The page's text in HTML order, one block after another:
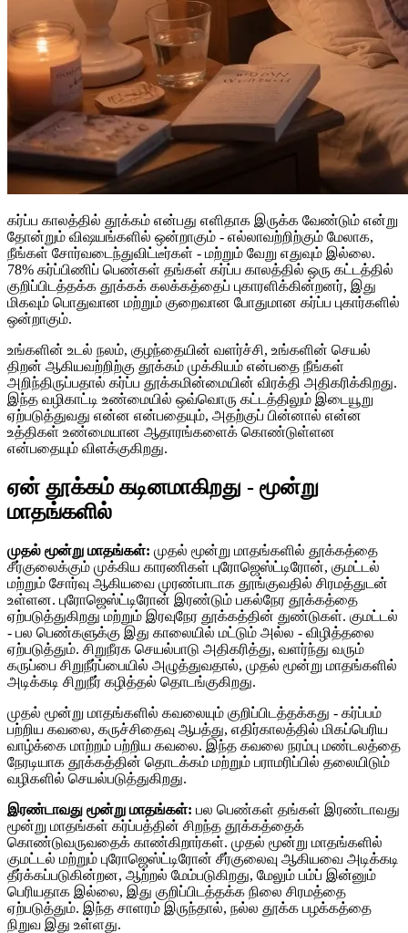
கர்ப்ப காலத்தில் தூக்கம் என்பது எளிதாக இருக்க வேண்டும் என்று
தோன்றும் விஷயங்களில் ஒன்றாகும் - எல்லாவற்றிற்கும் மேலாக,
நீங்கள் சோர்வடைந்துவிட்டீர்கள் - மற்றும் வேறு எதுவும் இல்லை.
78% கர்ப்பிணிப் பெண்கள் தங்கள் கர்ப்ப காலத்தில் ஒரு கட்டத்தில்
குறிப்பிடத்தக்க தூக்கக் கலக்கத்தைப் புகாரளிக்கின்றனர், இது
மிகவும் பொதுவான மற்றும் குறைவான போதுமான கர்ப்ப புகார்களில்
ஒன்றாகும்.
உங்களின் உடல் நலம், குழந்தையின் வளர்ச்சி, உங்களின் செயல்
திறன் ஆகியவற்றிற்கு தூக்கம் முக்கியம் என்பதை நீங்கள்
அறிந்திருப்பதால் கர்ப்ப தூக்கமின்மையின் விரக்தி அதிகரிக்கிறது.
இந்த வழிகாட்டி உண்மையில் ஒவ்வொரு கட்டத்திலும் இடையூறு
ஏற்படுத்துவது என்ன என்பதையும், அதற்குப் பின்னால் என்ன
உத்திகள் உண்மையான ஆதாரங்களைக் கொண்டுள்ளன
என்பதையும் விளக்குகிறது.
ஏன் தூக்கம் கடினமாகிறது - மூன்று
மாதங்களில்
முதல் மூன்று மாதங்கள்: முதல் மூன்று மாதங்களில் தூக்கத்தை
சீர்குலைக்கும் முக்கிய காரணிகள் புரோஜெஸ்ட்டிரோன், குமட்டல்
மற்றும் சோர்வு ஆகியவை முரண்பாடாக தூங்குவதில் சிரமத்துடன்
உள்ளன. புரோஜெஸ்ட்டிரோன் இரண்டும் பகல்நேர தூக்கத்தை
ஏற்படுத்துகிறது மற்றும் இரவுநேர தூக்கத்தின் துண்டுகள். குமட்டல்
- பல பெண்களுக்கு இது காலையில் மட்டும் அல்ல - விழித்தலை
ஏற்படுத்தும். சிறுநீரக செயல்பாடு அதிகரித்து, வளர்ந்து வரும்
கருப்பை சிறுநீர்ப்பையில் அழுத்துவதால், முதல் மூன்று மாதங்களில்
அடிக்கடி சிறுநீர் கழித்தல் தொடங்குகிறது.
முதல் மூன்று மாதங்களில் கவலையும் குறிப்பிடத்தக்கது - கர்ப்பம்
பற்றிய கவலை, கருச்சிதைவு ஆபத்து, எதிர்காலத்தில் மிகப்பெரிய
வாழ்க்கை மாற்றம் பற்றிய கவலை. இந்த கவலை நரம்பு மண்டலத்தை
நேரடியாக தூக்கத்தின் தொடக்கம் மற்றும் பராமரிப்பில் தலையிடும்
வழிகளில் செயல்படுத்துகிறது.
இரண்டாவது மூன்று மாதங்கள்: பல பெண்கள் தங்கள் இரண்டாவது
மூன்று மாதங்கள் கர்ப்பத்தின் சிறந்த தூக்கத்தைக்
கொண்டுவருவதைக் காண்கிறார்கள். முதல் மூன்று மாதங்களில்
குமட்டல் மற்றும் புரோஜெஸ்ட்டிரோன் சீர்குலைவு ஆகியவை அடிக்கடி
தீர்க்கப்படுகின்றன, ஆற்றல் மேம்படுகிறது, மேலும் பம்ப் இன்னும்
பெரியதாக இல்லை, இது குறிப்பிடத்தக்க நிலை சிரமத்தை
ஏற்படுத்தும். இந்த சாளரம் இருந்தால், நல்ல தூக்க பழக்கத்தை
நிறுவ இது உள்ளது.